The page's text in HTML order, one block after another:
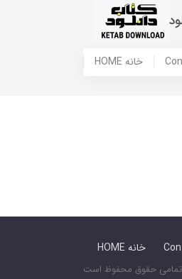
HOME خانه
HOME خانه